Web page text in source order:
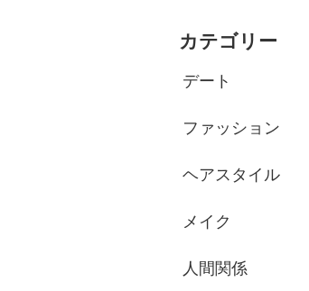
カテゴリー
デート
ファッション
ヘアスタイル
メイク
人間関係